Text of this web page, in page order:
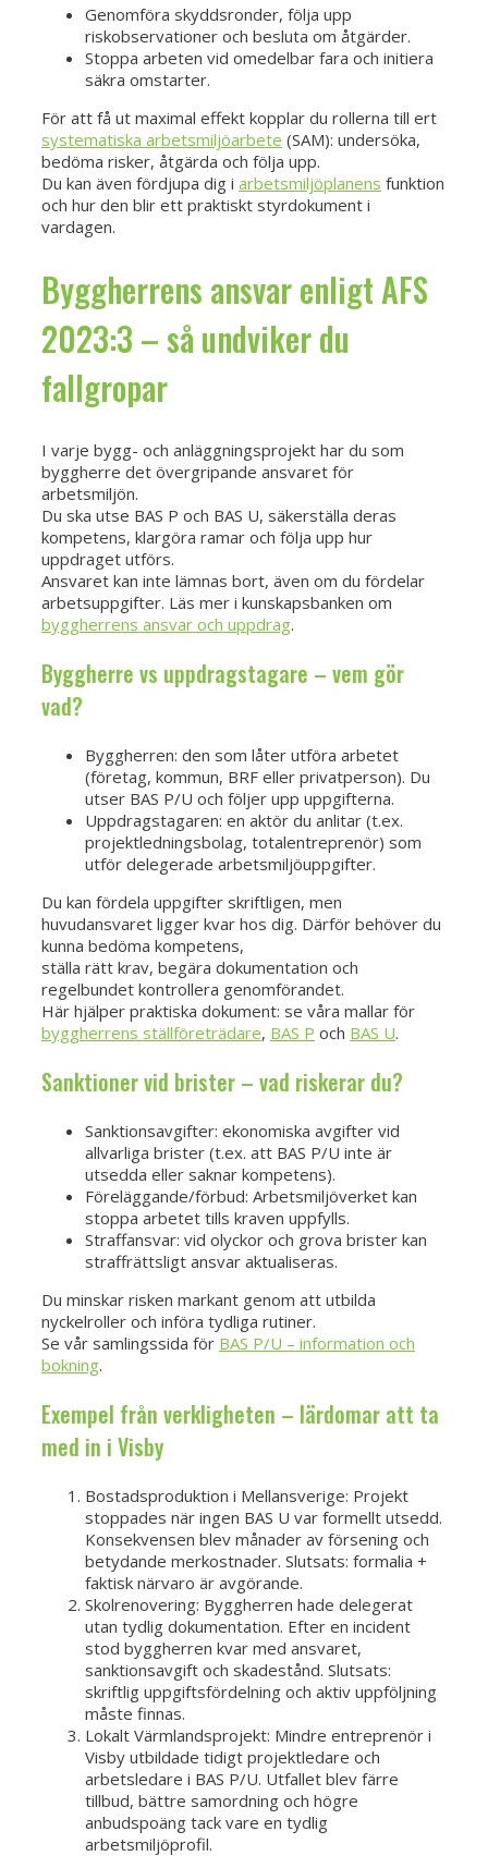
Genomföra skyddsronder, följa upp
riskobservationer och besluta om åtgärder.
Stoppa arbeten vid omedelbar fara och initiera
säkra omstarter.
För att få ut maximal effekt kopplar du rollerna till ert
systematiska arbetsmiljöarbete (SAM): undersöka,
bedöma risker, åtgärda och följa upp.
Du kan även fördjupa dig i arbetsmiljöplanens funktion
och hur den blir ett praktiskt styrdokument i
vardagen.
Byggherrens ansvar enligt AFS
2023:3 – så undviker du
fallgropar
I varje bygg- och anläggningsprojekt har du som
byggherre det övergripande ansvaret för
arbetsmiljön.
Du ska utse BAS P och BAS U, säkerställa deras
kompetens, klargöra ramar och följa upp hur
uppdraget utförs.
Ansvaret kan inte lämnas bort, även om du fördelar
arbetsuppgifter. Läs mer i kunskapsbanken om
byggherrens ansvar och uppdrag.
Byggherre vs uppdragstagare – vem gör
vad?
Byggherren: den som låter utföra arbetet
(företag, kommun, BRF eller privatperson). Du
utser BAS P/U och följer upp uppgifterna.
Uppdragstagaren: en aktör du anlitar (t.ex.
projektledningsbolag, totalentreprenör) som
utför delegerade arbetsmiljöuppgifter.
Du kan fördela uppgifter skriftligen, men
huvudansvaret ligger kvar hos dig. Därför behöver du
kunna bedöma kompetens,
ställa rätt krav, begära dokumentation och
regelbundet kontrollera genomförandet.
Här hjälper praktiska dokument: se våra mallar för
byggherrens ställföreträdare, BAS P och BAS U.
Sanktioner vid brister – vad riskerar du?
Sanktionsavgifter: ekonomiska avgifter vid
allvarliga brister (t.ex. att BAS P/U inte är
utsedda eller saknar kompetens).
Föreläggande/förbud: Arbetsmiljöverket kan
stoppa arbetet tills kraven uppfylls.
Straffansvar: vid olyckor och grova brister kan
straffrättsligt ansvar aktualiseras.
Du minskar risken markant genom att utbilda
nyckelroller och införa tydliga rutiner.
Se vår samlingssida för BAS P/U – information och
bokning.
Exempel från verkligheten – lärdomar att ta
med in i Visby
Bostadsproduktion i Mellansverige: Projekt
stoppades när ingen BAS U var formellt utsedd.
Konsekvensen blev månader av försening och
betydande merkostnader. Slutsats: formalia +
faktisk närvaro är avgörande.
Skolrenovering: Byggherren hade delegerat
utan tydlig dokumentation. Efter en incident
stod byggherren kvar med ansvaret,
sanktionsavgift och skadestånd. Slutsats:
skriftlig uppgiftsfördelning och aktiv uppföljning
måste finnas.
Lokalt Värmlandsprojekt: Mindre entreprenör i
Visby utbildade tidigt projektledare och
arbetsledare i BAS P/U. Utfallet blev färre
tillbud, bättre samordning och högre
anbudspoäng tack vare en tydlig
arbetsmiljöprofil.